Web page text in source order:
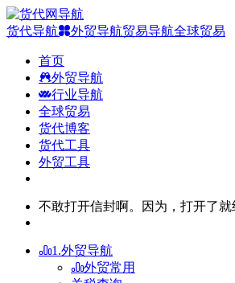
货代导航 外贸导航贸易导航全球贸易
首页
外贸导航
行业导航
全球贸易
货代博客
货代工具
外贸工具
不敢打开信封啊。因为，打开了就
1.外贸导航
外贸常用